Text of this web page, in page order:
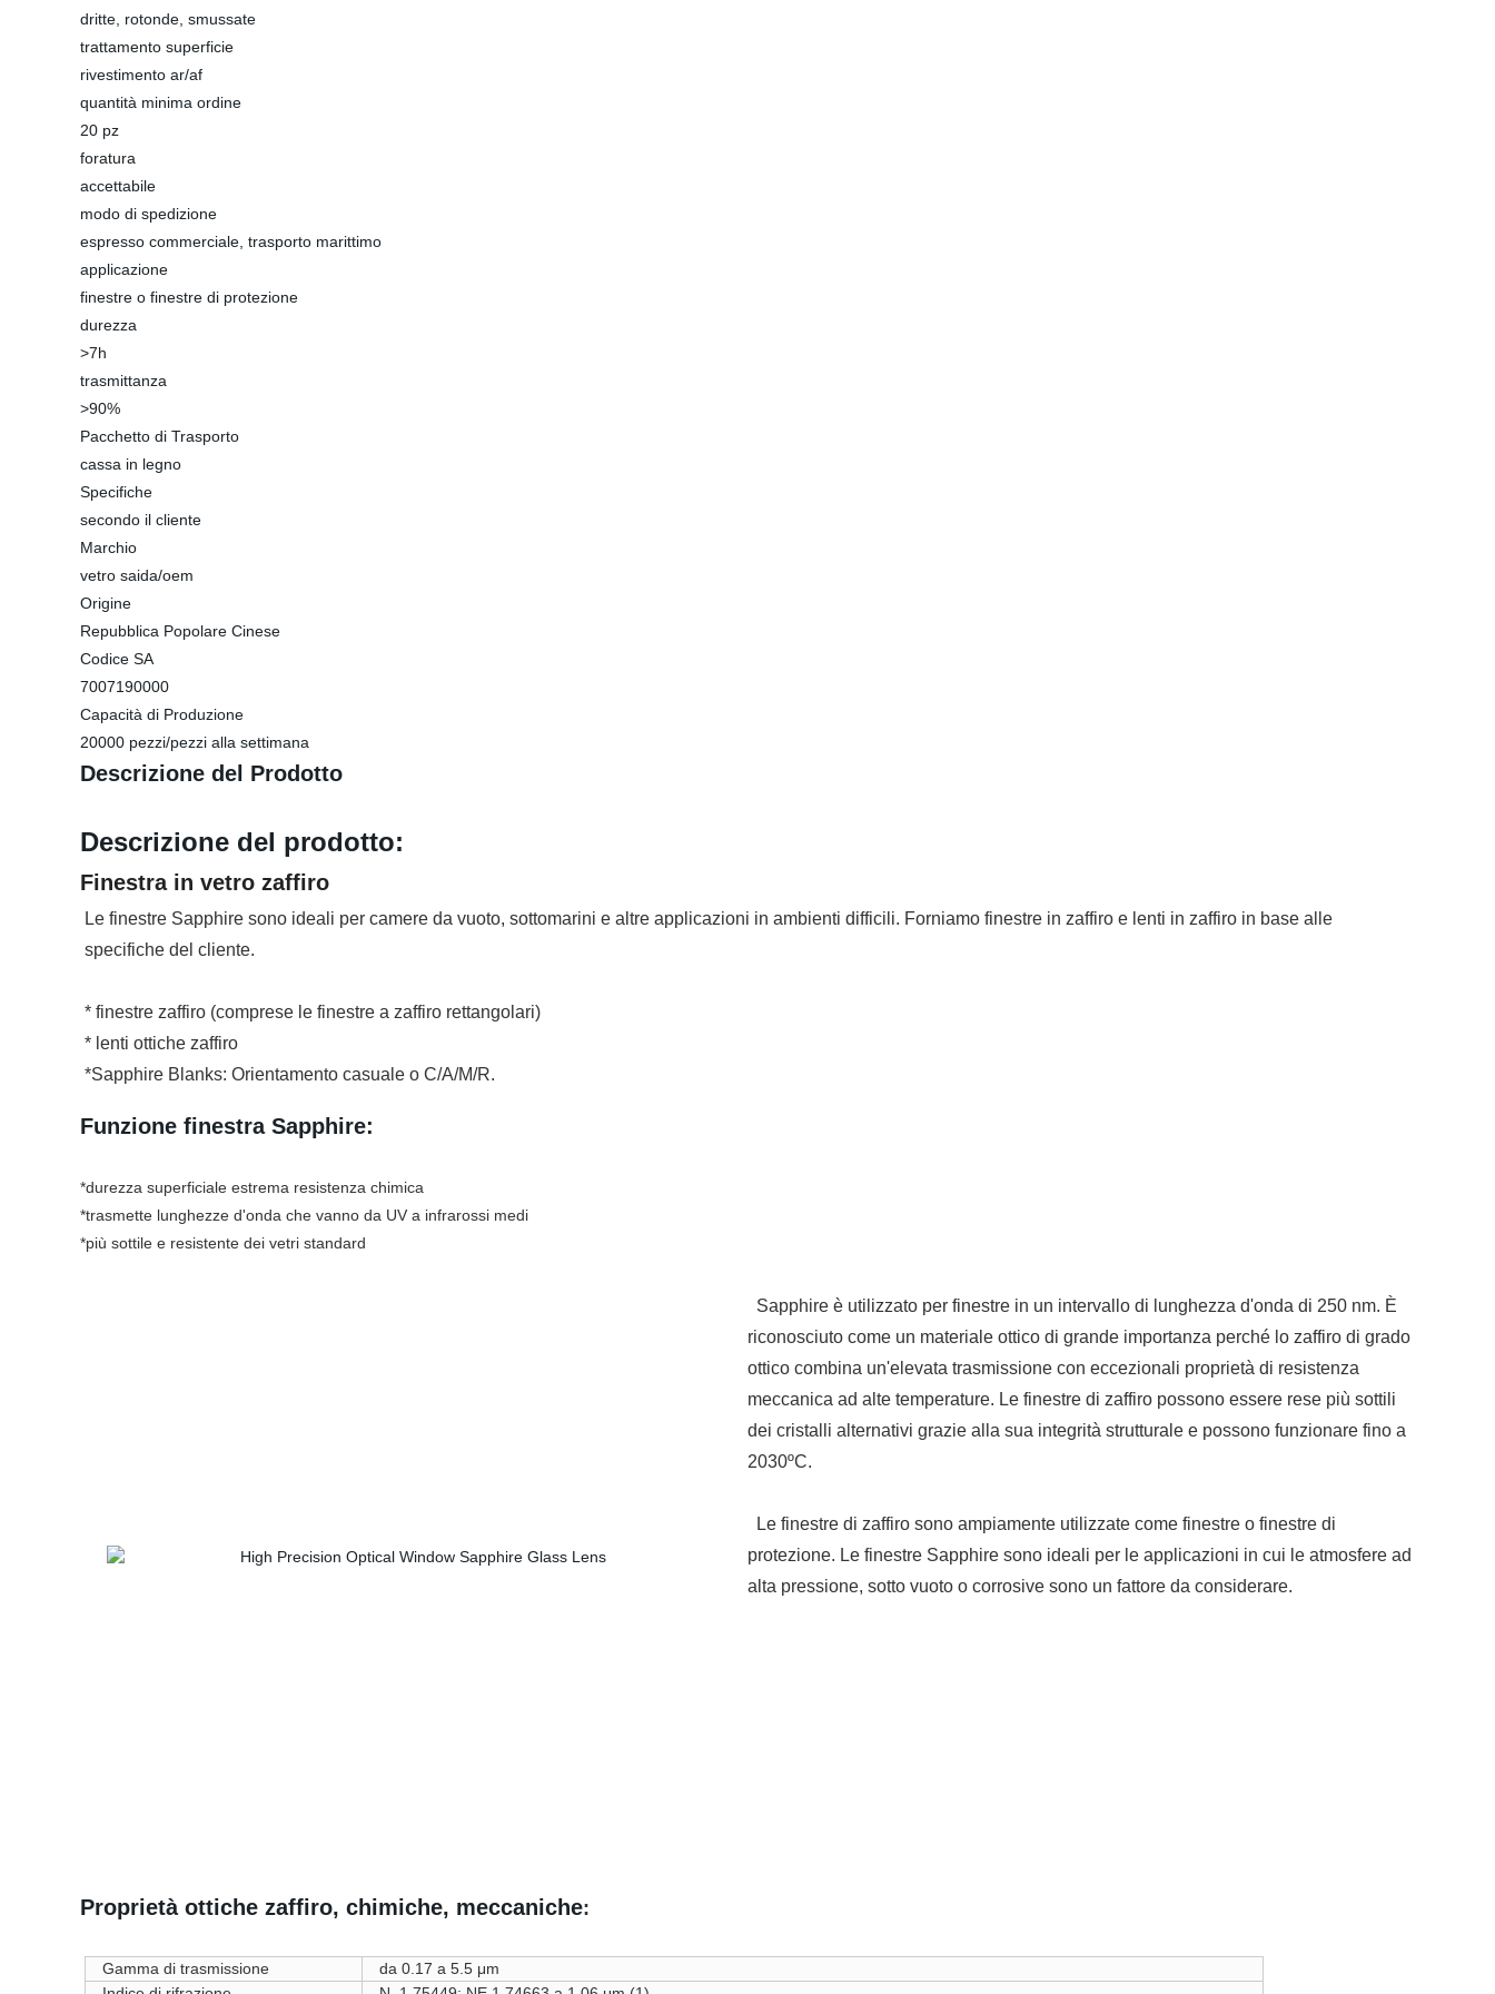
dritte, rotonde, smussate
trattamento superficie
rivestimento ar/af
quantità minima ordine
20 pz
foratura
accettabile
modo di spedizione
espresso commerciale, trasporto marittimo
applicazione
finestre o finestre di protezione
durezza
>7h
trasmittanza
>90%
Pacchetto di Trasporto
cassa in legno
Specifiche
secondo il cliente
Marchio
vetro saida/oem
Origine
Repubblica Popolare Cinese
Codice SA
7007190000
Capacità di Produzione
20000 pezzi/pezzi alla settimana
Descrizione del Prodotto
Descrizione del prodotto:
Finestra in vetro zaffiro
Le finestre Sapphire sono ideali per camere da vuoto, sottomarini e altre applicazioni in ambienti difficili. Forniamo finestre in zaffiro e lenti in zaffiro in base alle
specifiche del cliente.
* finestre zaffiro (comprese le finestre a zaffiro rettangolari)
* lenti ottiche zaffiro
*Sapphire Blanks: Orientamento casuale o C/A/M/R.
Funzione finestra Sapphire:
*durezza superficiale estrema resistenza chimica
*trasmette lunghezze d'onda che vanno da UV a infrarossi medi
*più sottile e resistente dei vetri standard
Sapphire è utilizzato per finestre in un intervallo di lunghezza d'onda di 250 nm. È
riconosciuto come un materiale ottico di grande importanza perché lo zaffiro di grado
ottico combina un'elevata trasmissione con eccezionali proprietà di resistenza
meccanica ad alte temperature. Le finestre di zaffiro possono essere rese più sottili
dei cristalli alternativi grazie alla sua integrità strutturale e possono funzionare fino a
2030ºC.
Le finestre di zaffiro sono ampiamente utilizzate come finestre o finestre di
protezione. Le finestre Sapphire sono ideali per le applicazioni in cui le atmosfere ad
alta pressione, sotto vuoto o corrosive sono un fattore da considerare.
Proprietà ottiche zaffiro, chimiche, meccaniche:
Gamma di trasmissione
da 0.17 a 5.5 μm